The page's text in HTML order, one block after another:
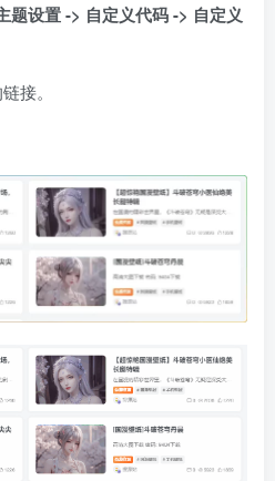
题设置 -> 自定义代码 -> 自定义
接。